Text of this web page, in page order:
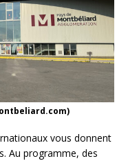
vous donnent
Au programme, des